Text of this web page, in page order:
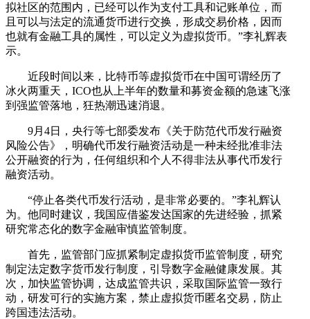
拟社区的范围内，已经可以作为支付工具和记账单位，而
且可以与法定的流通货币进行交换，形成交易价格，因而
也就有金融工具的属性，可以定义为虚拟货币。”李礼辉表
示。
近段时间以来，比特币等虚拟货币在中国可谓经历了
冰火两重天，ICO也从上半年的数量和募资金额的急速飞涨
到强监管落地，狂热潮迅速消退。
9月4日，央行等七部委发布《关于防范代币发行融资
风险公告》，明确代币发行融资活动是一种未经批准非法
公开融资的行为，任何组织和个人不得非法从事代币发行
融资活动。
“停止各类代币发行活动，是非常必要的。”李礼辉认
为。他同时建议，我国应借鉴发达国家的先进经验，抓紧
研究常态化的数字金融审慎监管制度。
首先，监管部门应抓紧制定虚拟货币监管制度，研究
制定法定数字货币发行制度，引导数字金融健康发展。其
次，加快监管协调，达成监管共识，采取国际监管一致行
动，研发可行的实施方案，禁止虚拟货币匿名交易，防止
跨国违法活动。